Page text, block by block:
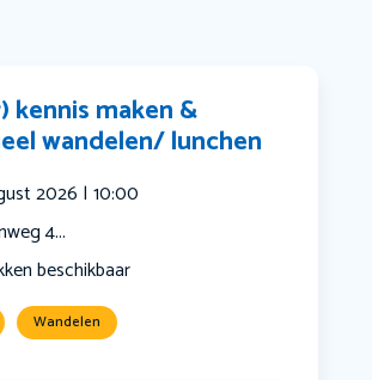
kennis maken &
wandelen/ lunchen
2026 | 10:00
4...
beschikbaar
Wandelen